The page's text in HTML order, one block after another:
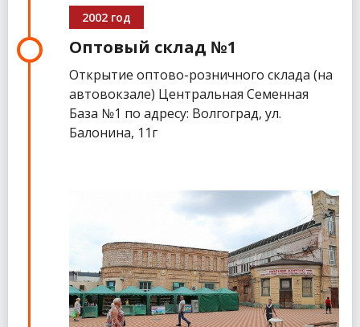
2002 год
Оптовый склад №1
Открытие оптово-розничного склада (на
автовокзале) Центральная Семенная
База №1 по адресу: Волгоград, ул.
Балонина, 11г